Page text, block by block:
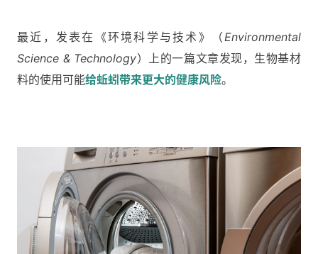
最近，发表在《环境科学与技术》（Environmental
Science & Technology）上的一篇文章发现，生物基材
料的使用可能给蚯蚓带来更大的健康风险。